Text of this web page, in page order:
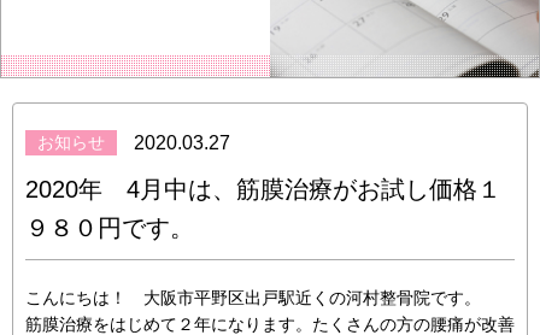
お知らせ 2020.03.27
2020年 4月中は、筋膜治療がお試し価格１
９８０円です。
こんにちは！ 大阪市平野区出戸駅近くの河村整骨院です。
筋膜治療をはじめて２年になります。たくさんの方の腰痛が改善